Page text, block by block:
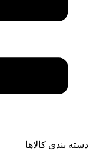
دسته بندی کالاها